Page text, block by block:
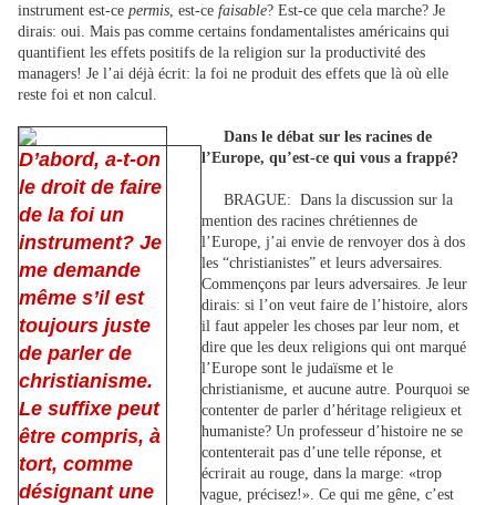
instrument est-ce permis, est-ce faisable? Est-ce que cela marche? Je
dirais: oui. Mais pas comme certains fondamentalistes américains qui
quantifient les effets positifs de la religion sur la productivité des
managers! Je l’ai déjà écrit: la foi ne produit des effets que là où elle
reste foi et non calcul.
D’abord, a-t-on
le droit de faire
de la foi un
instrument? Je
me demande
même s’il est
toujours juste
de parler de
christianisme.
Le suffixe peut
être compris, à
tort, comme
désignant une
Dans le débat sur les racines de
l’Europe, qu’est-ce qui vous a frappé?
BRAGUE: Dans la discussion sur la
mention des racines chrétiennes de
l’Europe, j’ai envie de renvoyer dos à dos
les “christianistes” et leurs adversaires.
Commençons par leurs adversaires. Je leur
dirais: si l’on veut faire de l’histoire, alors
il faut appeler les choses par leur nom, et
dire que les deux religions qui ont marqué
l’Europe sont le judaïsme et le
christianisme, et aucune autre. Pourquoi se
contenter de parler d’héritage religieux et
humaniste? Un professeur d’histoire ne se
contenterait pas d’une telle réponse, et
écrirait au rouge, dans la marge: «trop
vague, précisez!». Ce qui me gêne, c’est